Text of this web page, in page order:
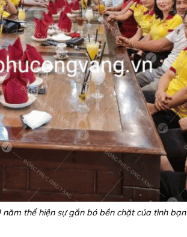
thể hiện sự gắn bó bền chặt của tình bạn